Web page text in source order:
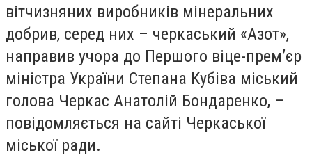
вітчизняних виробників мінеральних
добрив, серед них – черкаський «Азот»,
направив учора до Першого віце-прем’єр
міністра України Степана Кубіва міський
голова Черкас Анатолій Бондаренко, –
повідомляється на сайті Черкаської
міської ради.